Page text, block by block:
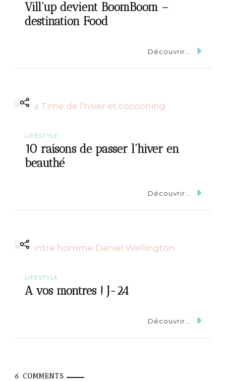
Vill’up devient BoomBoom –
destination Food
Découvrir...
LIFESTYLE
10 raisons de passer l’hiver en
beauthé
Découvrir...
LIFESTYLE
A vos montres ! J-24
Découvrir...
6 COMMENTS